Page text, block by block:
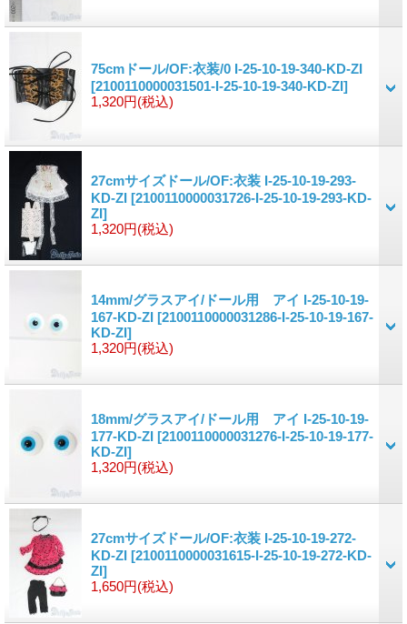
75cmドール/OF:衣装/0 I-25-10-19-340-KD-ZI
[2100110000031501-I-25-10-19-340-KD-ZI]
1,320円(税込)
27cmサイズドール/OF:衣装 I-25-10-19-293-
KD-ZI [2100110000031726-I-25-10-19-293-KD-
ZI]
1,320円(税込)
14mm/グラスアイ/ドール用 アイ I-25-10-19-
167-KD-ZI [2100110000031286-I-25-10-19-167-
KD-ZI]
1,320円(税込)
18mm/グラスアイ/ドール用 アイ I-25-10-19-
177-KD-ZI [2100110000031276-I-25-10-19-177-
KD-ZI]
1,320円(税込)
27cmサイズドール/OF:衣装 I-25-10-19-272-
KD-ZI [2100110000031615-I-25-10-19-272-KD-
ZI]
1,650円(税込)